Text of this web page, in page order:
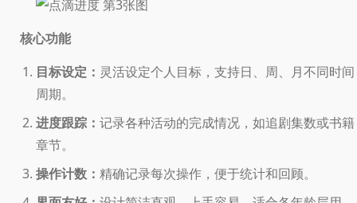
核心功能
目标设定： 灵活设定个人目标，支持日、周、月不同时间
周期。
进度跟踪： 记录各种活动的完成情况，如追剧集数或书籍
章节。
操作计数： 精确记录每次操作，便于统计和回顾。